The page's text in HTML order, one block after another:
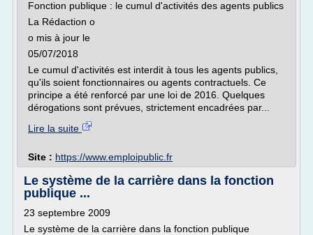
Fonction publique : le cumul d'activités des agents publics
La Rédaction o
o mis à jour le
05/07/2018
Le cumul d'activités est interdit à tous les agents publics,
qu'ils soient fonctionnaires ou agents contractuels. Ce
principe a été renforcé par une loi de 2016. Quelques
dérogations sont prévues, strictement encadrées par...
Lire la suite
Site : https://www.emploipublic.fr
Le système de la carrière dans la fonction
publique ...
23 septembre 2009
Le système de la carrière dans la fonction publique